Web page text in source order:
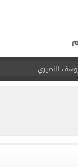
التعليم توضح
موقف محمد صلاح
الجديد.. صور
لناشئات كرة اليد